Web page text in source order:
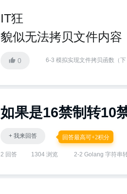
IT狂
貌似无法拷贝文件内容
0 6-3 模拟实现文件拷贝函数（
如果是16禁制转10
+ 我来回答 回答最高可+2积分
2 回答 1304 浏览 2-2 Golang 字符串